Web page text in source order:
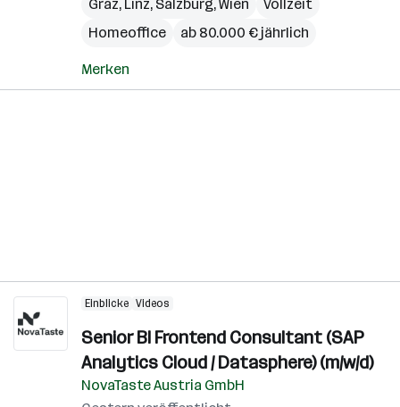
Graz, Linz, Salzburg,Wien
Vollzeit
Homeoffice
ab 80.000 € jährlich
Merken
Einblicke Videos
Senior BI Frontend Consultant (SAP
Analytics Cloud / Datasphere) (m/w/d)
NovaTaste Austria GmbH